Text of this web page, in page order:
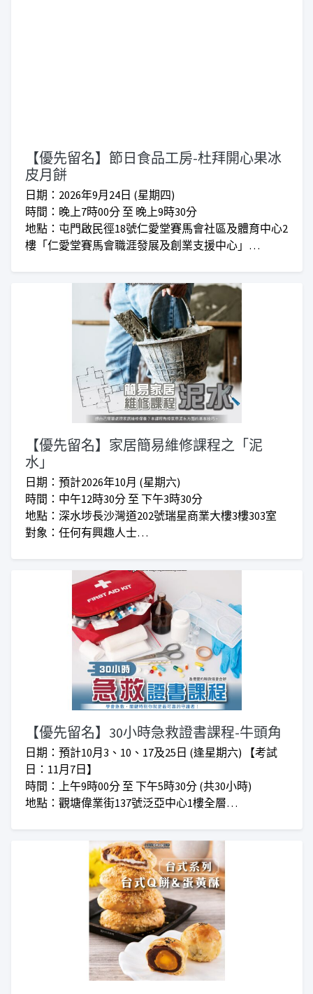
【優先留名】節日食品工房-杜拜開心果冰
皮月餅
日期：2026年9月24日 (星期四)
時間：晚上7時00分 至 晚上9時30分
地點：屯門啟民徑18號仁愛堂賽馬會社區及體育中心2
樓「仁愛堂賽馬會職涯發展及創業支援中心」
*收費如有更改，恕不另行通知*
優先留名課程將於確實上課時間後由職員經Whatsapp
通知報名者付款事宜
【優先留名】家居簡易維修課程之「泥
水」
日期：預計2026年10月 (星期六)
時間：中午12時30分 至 下午3時30分
地點：深水埗長沙灣道202號瑞星商業大樓3樓303室
對象：任何有興趣人士
***仁愛堂員工可享額外優惠***
***上課時間會因應實際情況而增加或減少***
優先報名課程會於確認班期後由職員經Whatsapp通知
【優先留名】30小時急救證書課程-牛頭角
日期：預計10月3、10、17及25日 (逢星期六) 【考試
日：11月7日】
時間：上午9時00分 至 下午5時30分 (共30小時)
地點：觀塘偉業街137號泛亞中心1樓全層
收費：$770 (包括行政、證書、急救課程手冊、繃帶包
及口面防護膜）
***仁愛堂員工可享額外優惠***
*收費如有更改，恕不另行通知*
優先留名課程將於確實上課時間後由職員經Whatsapp
通知報名者付款事宜